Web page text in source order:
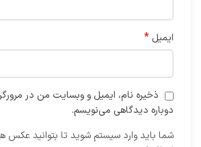
ایمیل *
ذخیره نام، ایمیل و وبسایت من در
دوباره دیدگاهی می‌نویسم.
شما باید وارد سیستم شوید تا بتوانید عکس